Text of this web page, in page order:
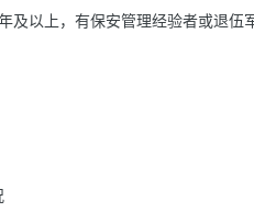
5年及以上，有保安管理经验